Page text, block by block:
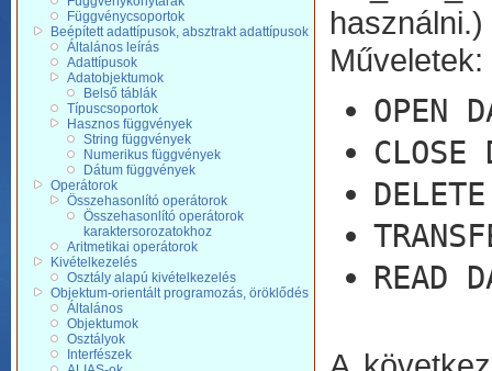
Függvénycsoportok
Beépített adattípusok, absztrakt adattípusok
Általános leírás
Adattípusok
Adatobjektumok
Belső táblák
Típuscsoportok
Hasznos függvények
String függvények
Numerikus függvények
Dátum függvények
Operátorok
Összehasonlító operátorok
Összehasonlító operátorok
karaktersorozatokhoz
Aritmetikai operátorok
Kivételkezelés
Osztály alapú kivételkezelés
Objektum-orientált programozás, öröklődés
Általános
Objektumok
Osztályok
Interfészek
használni.)
Műveletek:
OPEN
CLOSE
READ